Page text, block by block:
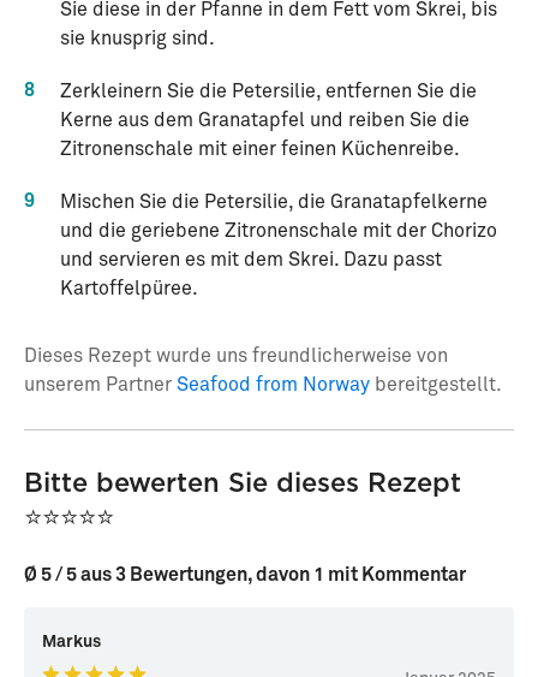
Sie diese in der Pfanne in dem Fett vom Skrei, bis
sie knusprig sind.
8
Zerkleinern Sie die Petersilie, entfernen Sie die
Kerne aus dem Granatapfel und reiben Sie die
Zitronenschale mit einer feinen Küchenreibe.
9
Mischen Sie die Petersilie, die Granatapfelkerne
und die geriebene Zitronenschale mit der Chorizo
und servieren es mit dem Skrei. Dazu passt
Kartoffelpüree.
Dieses Rezept wurde uns freundlicherweise von
unserem Partner Seafood from Norway bereitgestellt.
Bitte bewerten Sie dieses Rezept
⭐⭐⭐⭐⭐
Ø 5 / 5 aus 3 Bewertungen, davon 1 mit Kommentar
Markus